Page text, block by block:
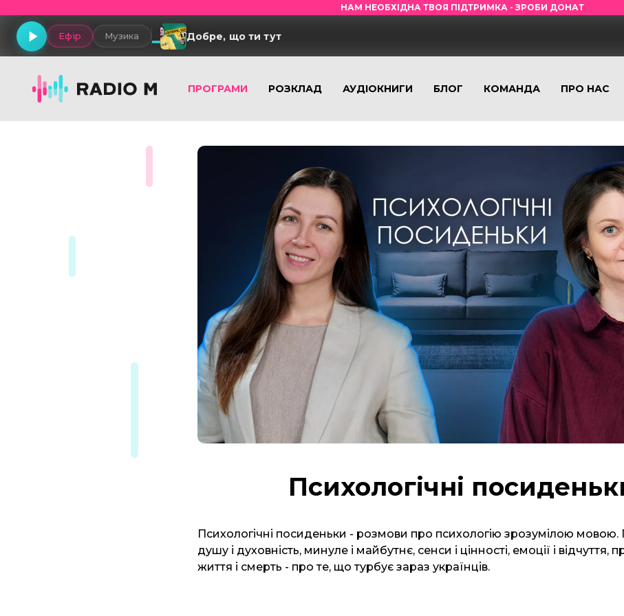
НАМ НЕОБХІДНА ТВОЯ ПІДТРИМКА - ЗРОБИ ДОНАТ
Ефір Музика Добре, що ти тут
ПРОГРАМИ РОЗКЛАД АУДІОКНИГИ БЛОГ КОМАНДА ПРО НАС
Психологічні
Психологічні посиденьки - розмови про психологію зрозумілою
душу і духовність, минуле і майбутнє, сенси і цінності, емоції і відчуття,
життя і смерть - про те, що турбує зараз українців.